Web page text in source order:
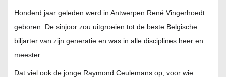
Honderd jaar geleden werd in Antwerpen René Vingerhoedt
geboren. De sinjoor zou uitgroeien tot de beste Belgische
biljarter van zijn generatie en was in alle disciplines heer en
meester.
Dat viel ook de jonge Raymond Ceulemans op, voor wie